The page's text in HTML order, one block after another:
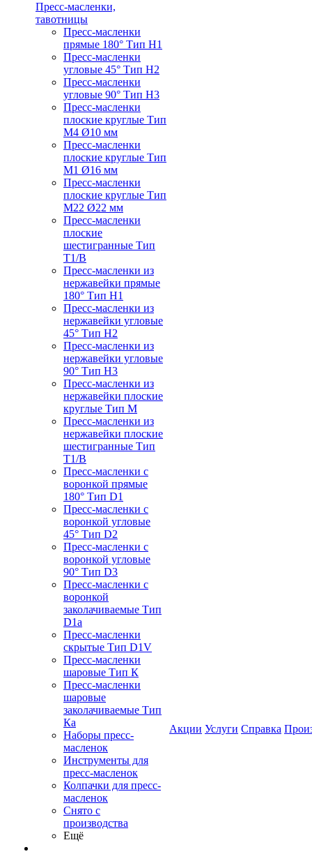
Пресс-масленки,
тавотницы
Пресс-масленки
прямые 180° Тип H1
Пресс-масленки
угловые 45° Тип H2
Пресс-масленки
угловые 90° Тип H3
Пресс-масленки
плоские круглые Тип
M4 Ø10 мм
Пресс-масленки
плоские круглые Тип
M1 Ø16 мм
Пресс-масленки
плоские круглые Тип
M22 Ø22 мм
Пресс-масленки
плоские
шестигранные Тип
T1/B
Пресс-масленки из
нержавейки прямые
180° Тип H1
Пресс-масленки из
нержавейки угловые
45° Тип H2
Пресс-масленки из
нержавейки угловые
90° Тип H3
Пресс-масленки из
нержавейки плоские
круглые Тип M
Пресс-масленки из
нержавейки плоские
шестигранные Тип
T1/B
Пресс-масленки с
воронкой прямые
180° Тип D1
Пресс-масленки с
воронкой угловые
45° Тип D2
Пресс-масленки с
воронкой угловые
90° Тип D3
Пресс-масленки с
воронкой
заколачиваемые Тип
D1a
Пресс-масленки
скрытые Тип D1V
Пресс-масленки
шаровые Тип К
Пресс-масленки
шаровые
заколачиваемые Тип
Кa
Наборы пресс-
масленок
Инструменты для
пресс-масленок
Колпачки для пресс-
масленок
Снято с
производства
Ещё
Акции Услуги Справка